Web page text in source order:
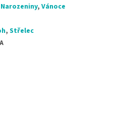
Narozeniny,Vánoce
,Střelec